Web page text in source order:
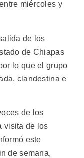
miércoles y
de los
de Chiapas
lo que el grupo
clandestina e
de los
visita de los
este
de semana,